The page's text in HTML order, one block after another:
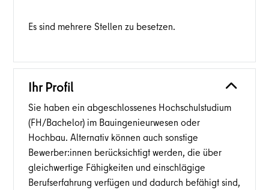
Es sind mehrere Stellen zu besetzen.
Ihr Profil
Sie haben ein abgeschlossenes Hochschulstudium
(FH/Bachelor) im Bauingenieurwesen oder
Hochbau. Alternativ können auch sonstige
Bewerber:innen berücksichtigt werden, die über
gleichwertige Fähigkeiten und einschlägige
Berufserfahrung verfügen und dadurch befähigt sind,